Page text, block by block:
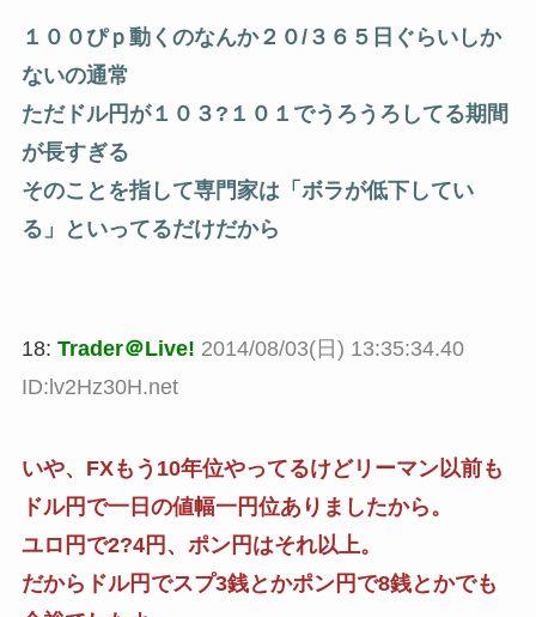
１００ぴｐ動くのなんか２０/３６５日ぐらいしか
ないの通常
ただドル円が１０３?１０１でうろうろしてる期間
が長すぎる
そのことを指して専門家は「ボラが低下してい
る」といってるだけだから
18: Trader＠Live! 2014/08/03(日) 13:35:34.40
ID:lv2Hz30H.net
いや、FXもう10年位やってるけどリーマン以前も
ドル円で一日の値幅一円位ありましたから。
ユロ円で2?4円、ポン円はそれ以上。
だからドル円でスプ3銭とかポン円で8銭とかでも